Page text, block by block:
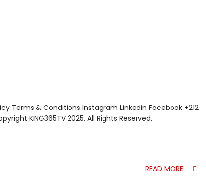
Terms & Conditions Instagram Linkedin Facebook +212
KING365TV 2025. All Rights Reserved.
READ MORE